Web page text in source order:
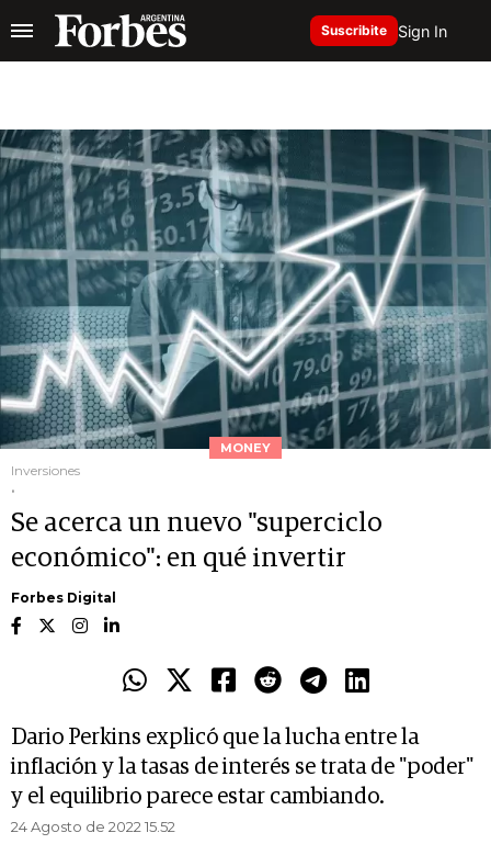
Suscribite Sign In
MONEY
Inversiones
.
Se acerca un nuevo "superciclo
económico": en qué invertir
Forbes Digital
Dario Perkins explicó que la lucha entre la
inflación y la tasas de interés se trata de "poder"
y el equilibrio parece estar cambiando.
24 Agosto de 2022 15.52